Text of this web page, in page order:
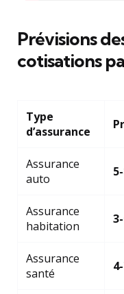
Prévisions
cotisations
Type
d’assurance
Assurance
auto
Assurance
habitation
Assurance
santé